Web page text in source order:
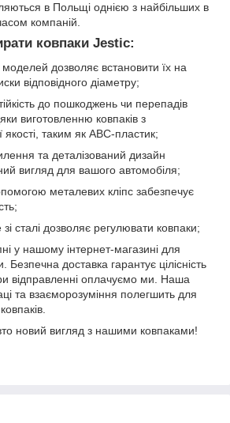
в Польщі однією з найбільших в
компаній.
ковпаки Jestic:
моделей дозволяє встановити їх на
відповідного діаметру;
до пошкоджень чи перепадів
виготовленню ковпаків з
якості, таким як АВС-пластик;
та деталізований дизайн
вигляд для вашого автомобіля;
металевих кліпс забезпечує
сталі дозволяє регулювати ковпаки;
у нашому інтернет-магазині для
Безпечна доставка гарантує цілісність
відправленні оплачуємо ми. Наша
та взаєморозуміння полегшить для
новий вигляд з нашими ковпаками!